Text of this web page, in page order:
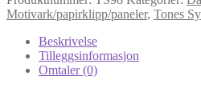
Motivark/papirklipp/paneler, Tones
Beskrivelse
Tilleggsinformasjon
Omtaler (0)